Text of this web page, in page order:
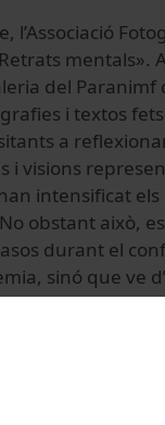
mentals».
del Paranimf
i textos
a
i visions
intensificat
obstant això,
durant el
sinó que ve
motiu,